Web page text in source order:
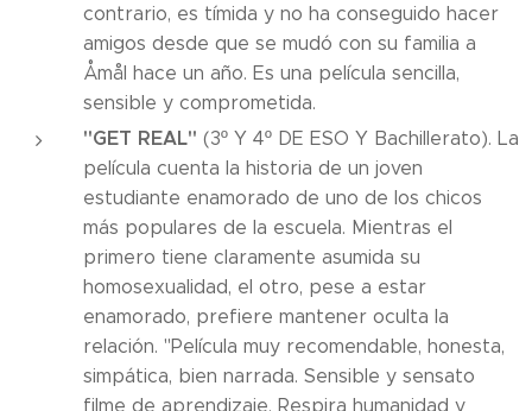
contrario, es tímida y no ha conseguido hacer
amigos desde que se mudó con su familia a
Åmål hace un año. Es una película sencilla,
sensible y comprometida.
"GET REAL" (3º Y 4º DE ESO Y Bachillerato). La
película cuenta la historia de un joven
estudiante enamorado de uno de los chicos
más populares de la escuela. Mientras el
primero tiene claramente asumida su
homosexualidad, el otro, pese a estar
enamorado, prefiere mantener oculta la
relación. "Película muy recomendable, honesta,
simpática, bien narrada. Sensible y sensato
filme de aprendizaje. Respira humanidad y